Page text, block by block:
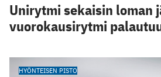
Unirytmi sekaisin loman
vuorokausirytmi
HYÖNTEISEN PISTO